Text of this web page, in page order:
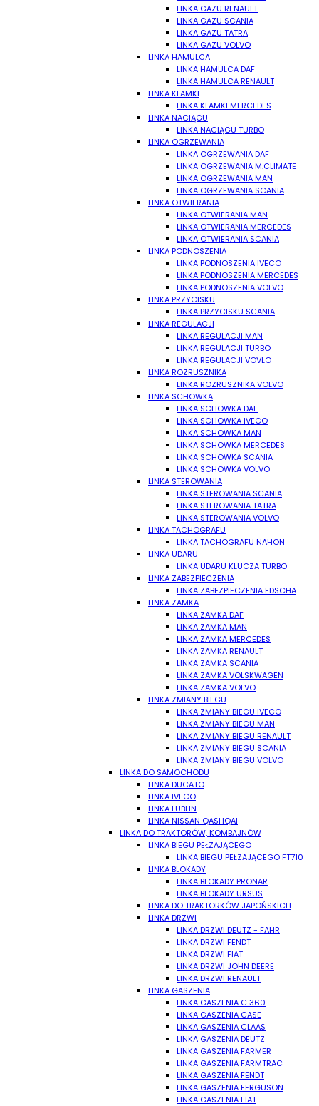
LINKA GAZU RENAULT
LINKA GAZU SCANIA
LINKA GAZU TATRA
LINKA GAZU VOLVO
LINKA HAMULCA
LINKA HAMULCA DAF
LINKA HAMULCA RENAULT
LINKA KLAMKI
LINKA KLAMKI MERCEDES
LINKA NACIĄGU
LINKA NACIĄGU TURBO
LINKA OGRZEWANIA
LINKA OGRZEWANIA DAF
LINKA OGRZEWANIA M.CLIMATE
LINKA OGRZEWANIA MAN
LINKA OGRZEWANIA SCANIA
LINKA OTWIERANIA
LINKA OTWIERANIA MAN
LINKA OTWIERANIA MERCEDES
LINKA OTWIERANIA SCANIA
LINKA PODNOSZENIA
LINKA PODNOSZENIA IVECO
LINKA PODNOSZENIA MERCEDES
LINKA PODNOSZENIA VOLVO
LINKA PRZYCISKU
LINKA PRZYCISKU SCANIA
LINKA REGULACJI
LINKA REGULACJI MAN
LINKA REGULACJI TURBO
LINKA REGULACJI VOVLO
LINKA ROZRUSZNIKA
LINKA ROZRUSZNIKA VOLVO
LINKA SCHOWKA
LINKA SCHOWKA DAF
LINKA SCHOWKA IVECO
LINKA SCHOWKA MAN
LINKA SCHOWKA MERCEDES
LINKA SCHOWKA SCANIA
LINKA SCHOWKA VOLVO
LINKA STEROWANIA
LINKA STEROWANIA SCANIA
LINKA STEROWANIA TATRA
LINKA STEROWANIA VOLVO
LINKA TACHOGRAFU
LINKA TACHOGRAFU NAHON
LINKA UDARU
LINKA UDARU KLUCZA TURBO
LINKA ZABEZPIECZENIA
LINKA ZABEZPIECZENIA EDSCHA
LINKA ZAMKA
LINKA ZAMKA DAF
LINKA ZAMKA MAN
LINKA ZAMKA MERCEDES
LINKA ZAMKA RENAULT
LINKA ZAMKA SCANIA
LINKA ZAMKA VOLSKWAGEN
LINKA ZAMKA VOLVO
LINKA ZMIANY BIEGU
LINKA ZMIANY BIEGU IVECO
LINKA ZMIANY BIEGU MAN
LINKA ZMIANY BIEGU RENAULT
LINKA ZMIANY BIEGU SCANIA
LINKA ZMIANY BIEGU VOLVO
LINKA DO SAMOCHODU
LINKA DUCATO
LINKA IVECO
LINKA LUBLIN
LINKA NISSAN QASHQAI
LINKA DO TRAKTORÓW, KOMBAJNÓW
LINKA BIEGU PEŁZAJĄCEGO
LINKA BIEGU PEŁZAJĄCEGO FT710
LINKA BLOKADY
LINKA BLOKADY PRONAR
LINKA BLOKADY URSUS
LINKA DO TRAKTORKÓW JAPOŃSKICH
LINKA DRZWI
LINKA DRZWI DEUTZ - FAHR
LINKA DRZWI FENDT
LINKA DRZWI FIAT
LINKA DRZWI JOHN DEERE
LINKA DRZWI RENAULT
LINKA GASZENIA
LINKA GASZENIA C 360
LINKA GASZENIA CASE
LINKA GASZENIA CLAAS
LINKA GASZENIA DEUTZ
LINKA GASZENIA FARMER
LINKA GASZENIA FARMTRAC
LINKA GASZENIA FENDT
LINKA GASZENIA FERGUSON
LINKA GASZENIA FIAT